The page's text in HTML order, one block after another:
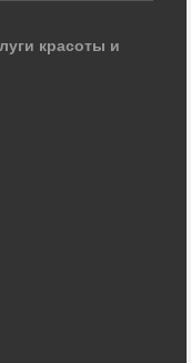
красоты и